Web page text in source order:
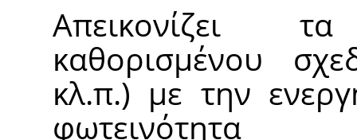
Απεικονίζει
καθορισμένου
κλ.π.) με την